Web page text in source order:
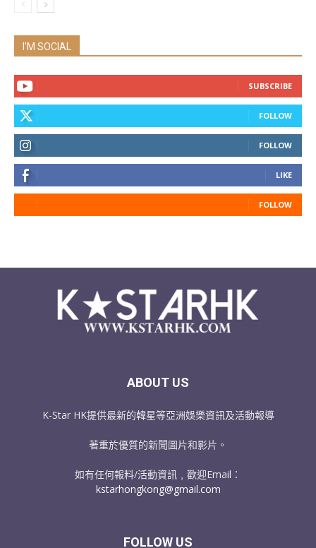
I'M SOCIAL
SUBSCRIBE
FOLLOW
FOLLOW
LIKE
FOLLOW
ABOUT US
K-Star HK提供最新的韓星等亞洲娛樂資訊及活動報導
著重於優質的新聞圖片和影片。
如有任何報料/活動資訊﹐歡迎Email：
kstarhongkong@gmail.com
FOLLOW US